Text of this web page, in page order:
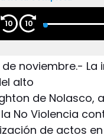
10 10
de noviembre.-
alto
de Nolasco,
No Violencia
de actos